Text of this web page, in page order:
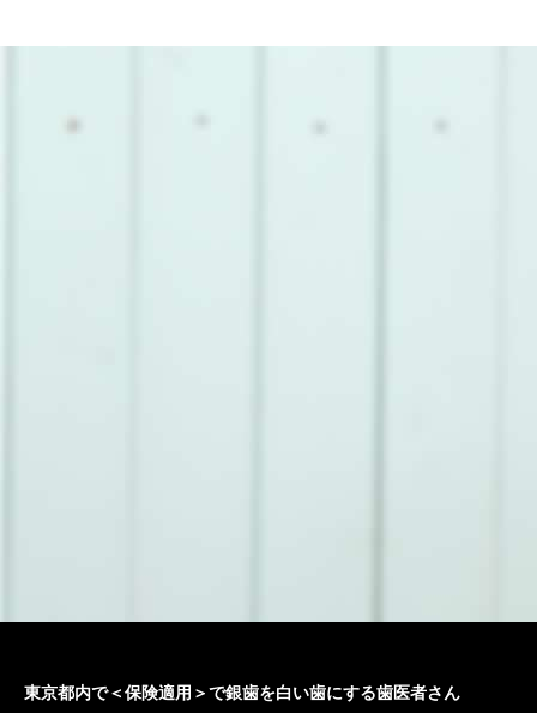
東京都内で＜保険適用＞で銀歯を白い歯にする歯医者さん